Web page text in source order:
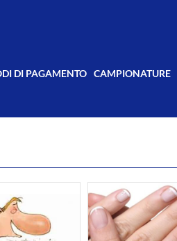
DI PAGAMENTO CAMPIONATURE